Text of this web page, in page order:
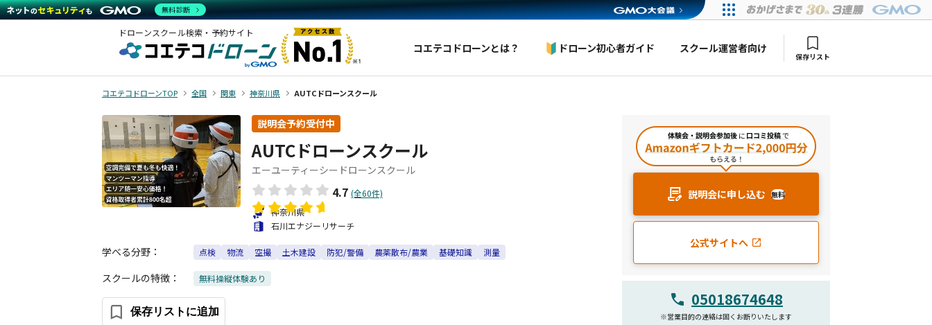
ドローンスクール検索・予約サイト
コエテコドローンとは？ ドローン初心者ガイド スクール運営者向け
保存リスト
コエテコドローンTOP 全国 関東 神奈川県 AUTCドローンスクール
説明会予約受付中
AUTCドローンスクール
エーユーティーシードローンスクール
4.7 (全60件)
神奈川県
石川エナジーリサーチ
学べる分野： 点検 物流 空撮 土木建設 防犯/警備 農薬散布/農業 基礎知識 測量
スクールの特徴： 無料操縦体験あり
保存リストに追加
説明会に申し込む 無料
公式サイトへ
05018674648
※営業目的の連絡は固くお断りいたします
無料診断